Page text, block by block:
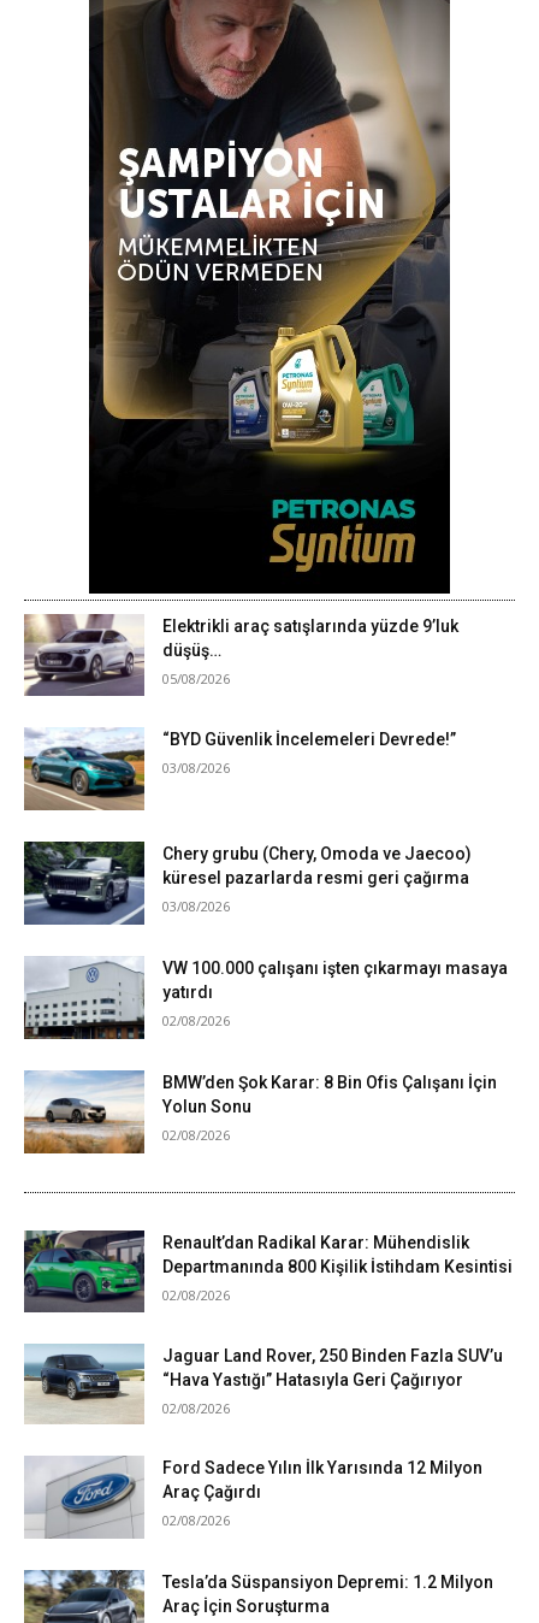
Elektrikli araç satışlarında yüzde 9’luk
düşüş…
05/08/2026
“BYD Güvenlik İncelemeleri Devrede!”
03/08/2026
Chery grubu (Chery, Omoda ve Jaecoo)
küresel pazarlarda resmi geri çağırma
03/08/2026
VW 100.000 çalışanı işten çıkarmayı masaya
yatırdı
02/08/2026
BMW’den Şok Karar: 8 Bin Ofis Çalışanı İçin
Yolun Sonu
02/08/2026
Renault’dan Radikal Karar: Mühendislik
Departmanında 800 Kişilik İstihdam Kesintisi
02/08/2026
Jaguar Land Rover, 250 Binden Fazla SUV’u
“Hava Yastığı” Hatasıyla Geri Çağırıyor
02/08/2026
Ford Sadece Yılın İlk Yarısında 12 Milyon
Araç Çağırdı
02/08/2026
Tesla’da Süspansiyon Depremi: 1.2 Milyon
Araç İçin Soruşturma